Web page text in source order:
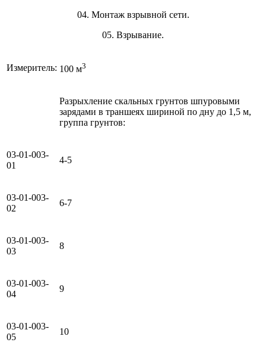
04. Монтаж взрывной сети.
05. Взрывание.
Измеритель: 100 м3
Разрыхление скальных грунтов шпуровыми
зарядами в траншеях шириной по дну до 1,5 м,
группа грунтов:
03-01-003-
01
4-5
03-01-003-
02
6-7
03-01-003-
03
8
03-01-003-
04
9
03-01-003-
05
10